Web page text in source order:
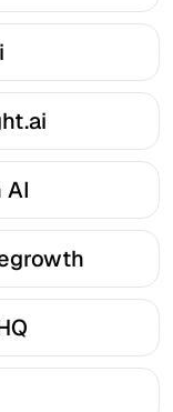
AI